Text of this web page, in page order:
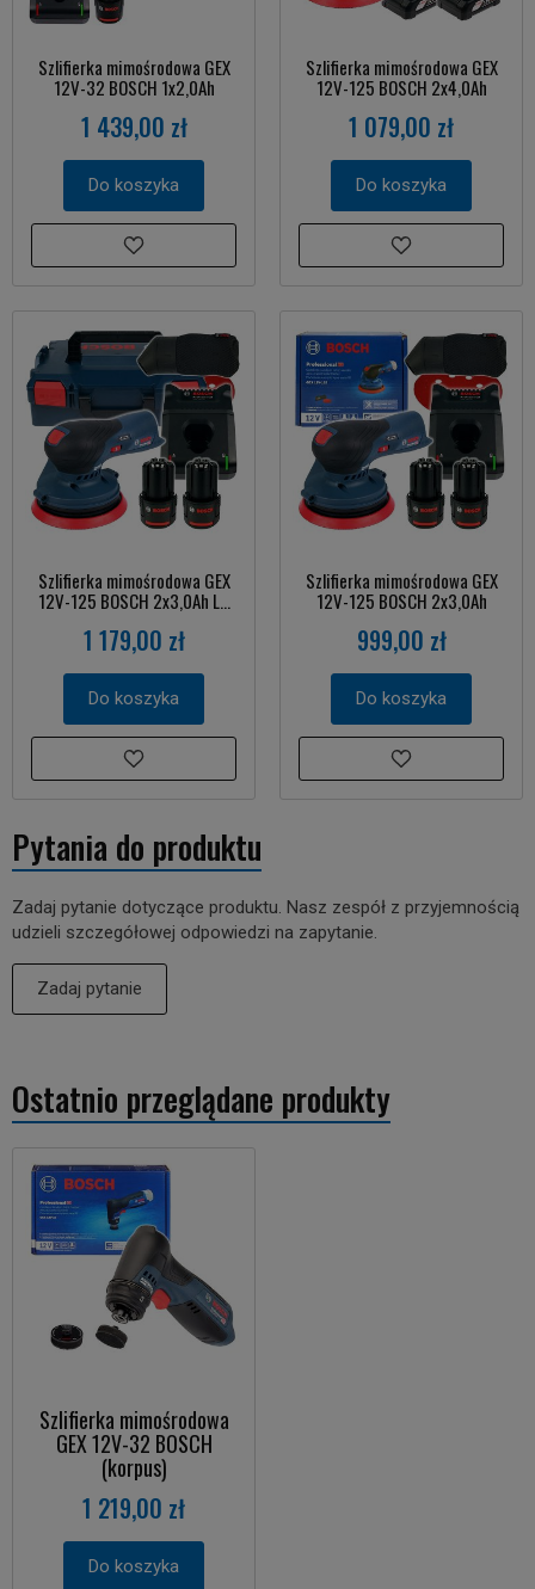
Szlifierka mimośrodowa GEX
12V-32 BOSCH 1x2,0Ah
1 439,00 zł
Do koszyka
Szlifierka mimośrodowa GEX
12V-125 BOSCH 2x4,0Ah
1 079,00 zł
Do koszyka
Szlifierka mimośrodowa GEX
12V-125 BOSCH 2x3,0Ah L...
1 179,00 zł
Do koszyka
Szlifierka mimośrodowa GEX
12V-125 BOSCH 2x3,0Ah
999,00 zł
Do koszyka
Pytania do produktu
Zadaj pytanie dotyczące produktu. Nasz zespół z przyjemnością
udzieli szczegółowej odpowiedzi na zapytanie.
Zadaj pytanie
Ostatnio przeglądane produkty
Szlifierka mimośrodowa
GEX 12V-32 BOSCH
(korpus)
1 219,00 zł
Do koszyka